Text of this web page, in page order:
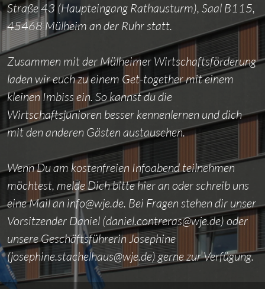
Straße 43 (Haupteingang Rathausturm), Saal B115,
45468 Mülheim an der Ruhr statt.
Zusammen mit der Mülheimer Wirtschaftsförderung
laden wir euch zu einem Get-together mit einem
kleinen Imbiss ein. So kannst du die
Wirtschaftsjunioren besser kennenlernen und dich
mit den anderen Gästen austauschen.
Wenn Du am kostenfreien Infoabend teilnehmen
möchtest, melde Dich bitte hier an oder schreib uns
eine Mail an info@wje.de. Bei Fragen stehen dir unser
Vorsitzender Daniel (daniel.contreras@wje.de) oder
unsere Geschäftsführerin Josephine
(josephine.stachelhaus@wje.de) gerne zur Verfügung.